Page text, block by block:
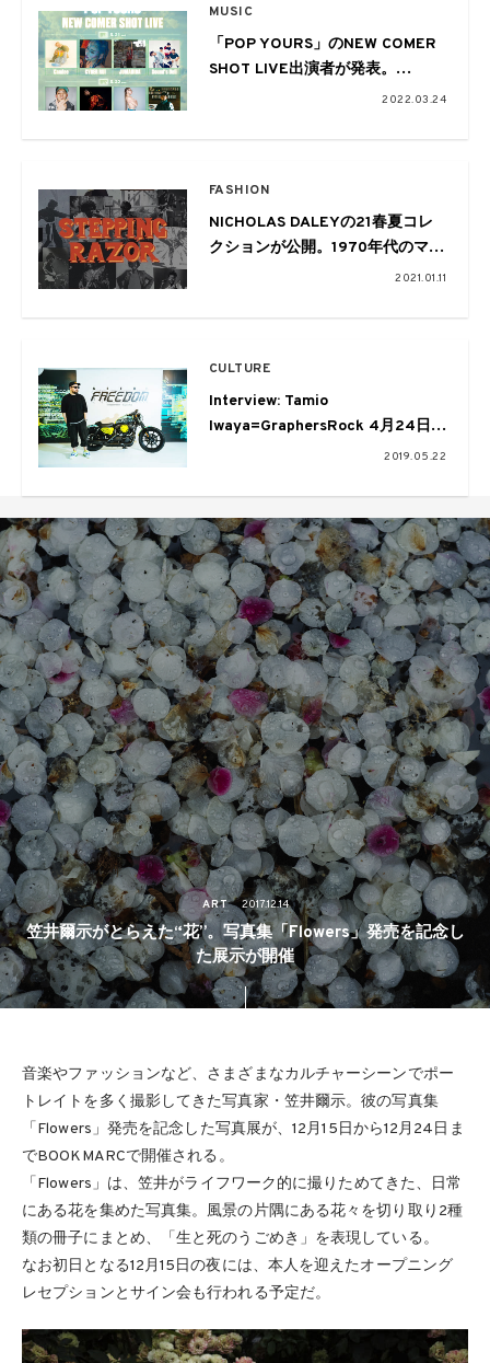
MUSIC
「POP YOURS」のNEW COMER
SHOT LIVE出演者が発表。
組がラインナップ
2022.03.24
FASHION
NICHOLAS DALEYの21春夏コレ
クションが公開。1970年代のマー
シャルアーツとレゲエカルチャー
2021.01.11
CULTURE
Interview: Tamio
Iwaya=GraphersRock 4月24日に
開催されたイベントSEEK for
されたデザインについて
2019.05.22
ART 2017.12.14
笠井爾示がとらえた“花”。写真集「Flowers」発売を記念し
た展示が開催
音楽やファッションなど、さまざまなカルチャーシーンでポー
トレイトを多く撮影してきた写真家・笠井爾示。彼の写真集
「Flowers」発売を記念した写真展が、12月15日から12月24日ま
でBOOKMARCで開催される。
「Flowers」は、笠井がライフワーク的に撮りためてきた、日常
にある花を集めた写真集。風景の片隅にある花々を切り取り2種
類の冊子にまとめ、「生と死のうごめき」を表現している。
なお初日となる12月15日の夜には、本人を迎えたオープニング
レセプションとサイン会も行われる予定だ。